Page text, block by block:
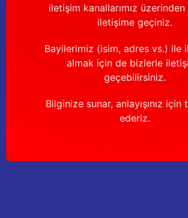
iletişim kanallarımız
iletişime geçiniz.
Bayilerimiz (isim, adres vs.) ile
almak için de bizlerle
geçebilirsiniz.
Bilginize sunar, anlayışınız için
ederiz.